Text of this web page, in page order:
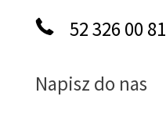
52 326 00 81
Napisz do nas